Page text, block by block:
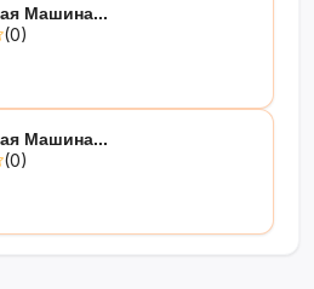
Машина...
(0)
Машина...
(0)